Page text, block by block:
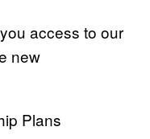
access to our
new
Plans